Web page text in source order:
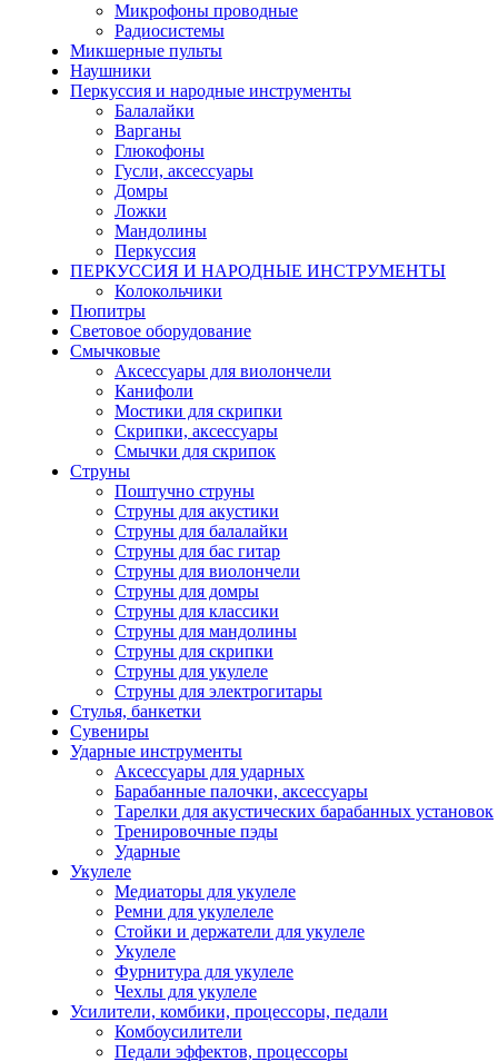
Микрофоны проводные
Радиосистемы
Микшерные пульты
Наушники
Перкуссия и народные инструменты
Балалайки
Варганы
Глюкофоны
Гусли, аксессуары
Домры
Ложки
Мандолины
Перкуссия
ПЕРКУССИЯ И НАРОДНЫЕ ИНСТРУМЕНТЫ
Колокольчики
Пюпитры
Световое оборудование
Смычковые
Аксессуары для виолончели
Канифоли
Мостики для скрипки
Скрипки, аксессуары
Смычки для скрипок
Струны
Поштучно струны
Струны для акустики
Струны для балалайки
Струны для бас гитар
Струны для виолончели
Струны для домры
Струны для классики
Струны для мандолины
Струны для скрипки
Струны для укулеле
Струны для электрогитары
Стулья, банкетки
Сувениры
Ударные инструменты
Аксессуары для ударных
Барабанные палочки, аксессуары
Тарелки для акустических барабанных установок
Тренировочные пэды
Ударные
Укулеле
Медиаторы для укулеле
Ремни для укулелеле
Стойки и держатели для укулеле
Укулеле
Фурнитура для укулеле
Чехлы для укулеле
Усилители, комбики, процессоры, педали
Комбоусилители
Педали эффектов, процессоры